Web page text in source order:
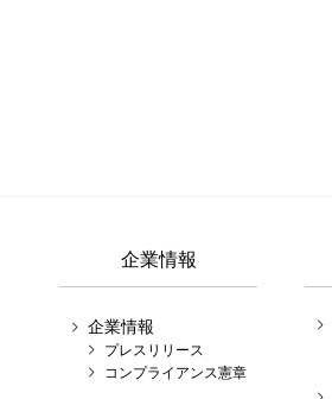
企業情報
企業情報
プレスリリース
コンプライアンス憲章